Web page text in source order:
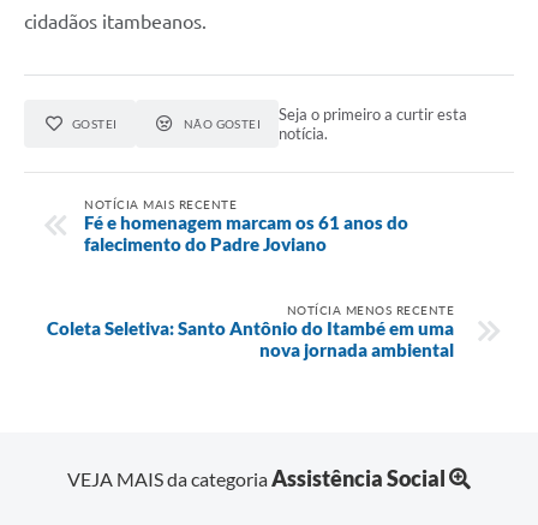
cidadãos itambeanos.
GOSTEI NÃO GOSTEI
Seja o primeiro a curtir esta
notícia.
NOTÍCIA MAIS RECENTE
Fé e homenagem marcam os 61 anos do
falecimento do Padre Joviano
NOTÍCIA MENOS RECENTE
Coleta Seletiva: Santo Antônio do Itambé em uma
nova jornada ambiental
VEJA MAIS da categoriaAssistência Social